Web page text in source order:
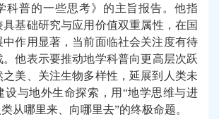
科普的一些思考》的主旨报告。他指
具基础研究与应用 价值双重属性 ，在国
作用显著，当前面临社会关注度有待
。他表示要推动地学科普向更高层次跃
之美、关注生物多样性，延展到人类未
设与地外生命探索 ，用“地学思维与进
从哪里来、向哪里去”的终极命题。